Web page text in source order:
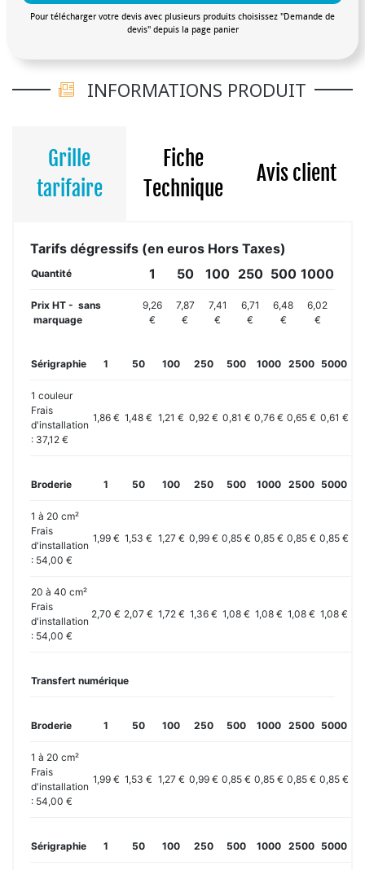
Pour télécharger votre devis avec plusieurs produits choisissez "Demande de
devis" depuis la page panier
INFORMATIONS PRODUIT
Grille
tarifaire
Fiche
Technique
Avis client
Tarifs dégressifs (en euros Hors Taxes)
Quantité 1 50 100 250 500 1000
Prix HT - sans
marquage
9,26
€
7,87
€
7,41
€
6,71
€
6,48
€
6,02
€
Sérigraphie 1 50 100 250 500 1000 2500 5000
1 couleur
Frais
d'installation
: 37,12 €
1,86 € 1,48 € 1,21 € 0,92 € 0,81 € 0,76 € 0,65 € 0,61 €
Broderie 1 50 100 250 500 1000 2500 5000
1 à 20 cm²
Frais
d'installation
: 54,00 €
1,99 € 1,53 € 1,27 € 0,99 € 0,85 € 0,85 € 0,85 € 0,85 €
20 à 40 cm²
Frais
d'installation
: 54,00 €
2,70 € 2,07 € 1,72 € 1,36 € 1,08 € 1,08 € 1,08 € 1,08 €
Transfert numérique
Broderie 1 50 100 250 500 1000 2500 5000
1 à 20 cm²
Frais
d'installation
: 54,00 €
1,99 € 1,53 € 1,27 € 0,99 € 0,85 € 0,85 € 0,85 € 0,85 €
Sérigraphie 1 50 100 250 500 1000 2500 5000